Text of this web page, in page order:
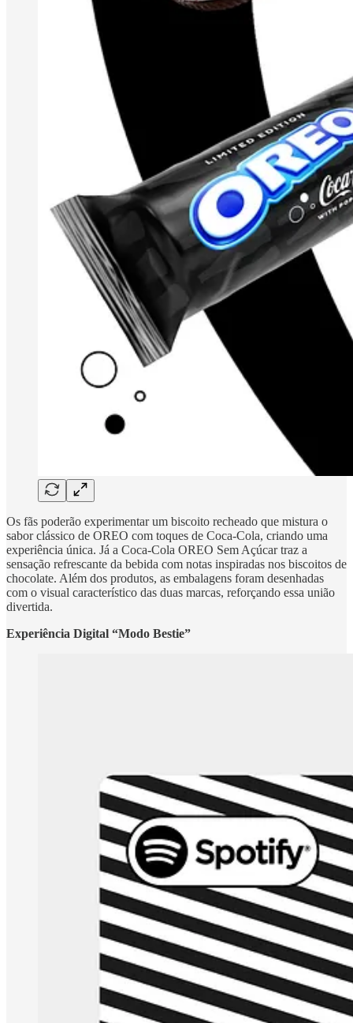
Os fãs poderão experimentar um biscoito recheado que mistura o
sabor clássico de OREO com toques de Coca-Cola, criando uma
experiência única. Já a Coca-Cola OREO Sem Açúcar traz a
sensação refrescante da bebida com notas inspiradas nos biscoitos de
chocolate. Além dos produtos, as embalagens foram desenhadas
com o visual característico das duas marcas, reforçando essa união
divertida.
Experiência Digital “Modo Bestie”